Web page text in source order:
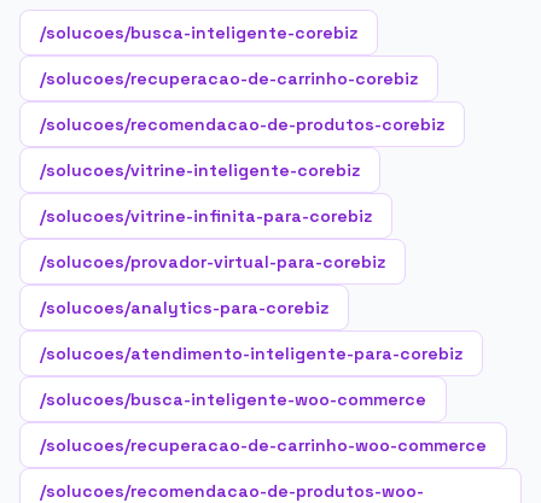
/solucoes/busca-inteligente-corebiz
/solucoes/recuperacao-de-carrinho-corebiz
/solucoes/recomendacao-de-produtos-corebiz
/solucoes/vitrine-inteligente-corebiz
/solucoes/vitrine-infinita-para-corebiz
/solucoes/provador-virtual-para-corebiz
/solucoes/analytics-para-corebiz
/solucoes/atendimento-inteligente-para-corebiz
/solucoes/busca-inteligente-woo-commerce
/solucoes/recuperacao-de-carrinho-woo-commerce
/solucoes/recomendacao-de-produtos-woo-